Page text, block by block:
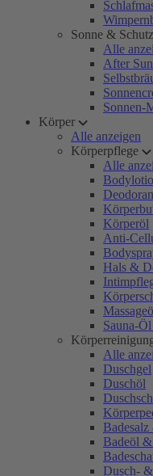
Sonne & Schutz
Alle
After Sun
Sonnen-
Körper
Alle anzeigen
Körperpflege
Alle
Körperöl
Anti-
Hals &
Sauna-
Alle
Duschgel
Duschöl
Badeöl
Dusch-